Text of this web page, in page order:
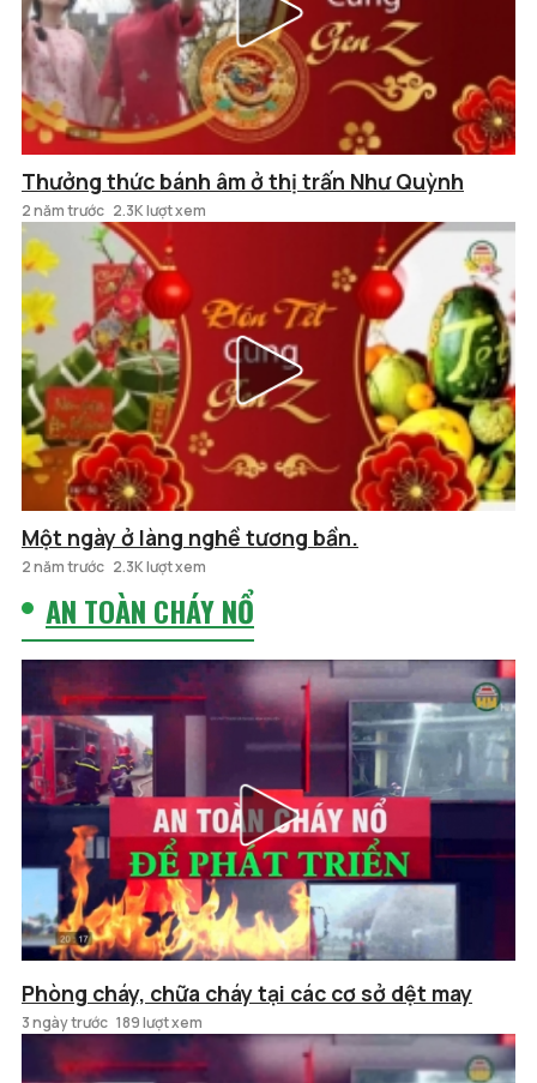
Thưởng thức bánh âm ở thị trấn Như Quỳnh
2 năm trước 2.3K lượt xem
Một ngày ở làng nghề tương bần.
2 năm trước 2.3K lượt xem
AN TOÀN CHÁY NỔ
Phòng cháy, chữa cháy tại các cơ sở dệt may
3 ngày trước 189 lượt xem